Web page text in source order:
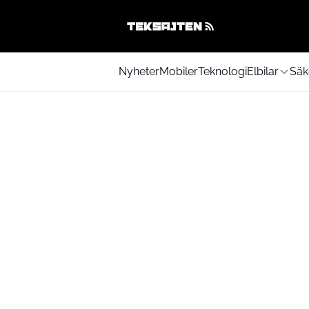
NyheterMobilerTeknologiElbilar